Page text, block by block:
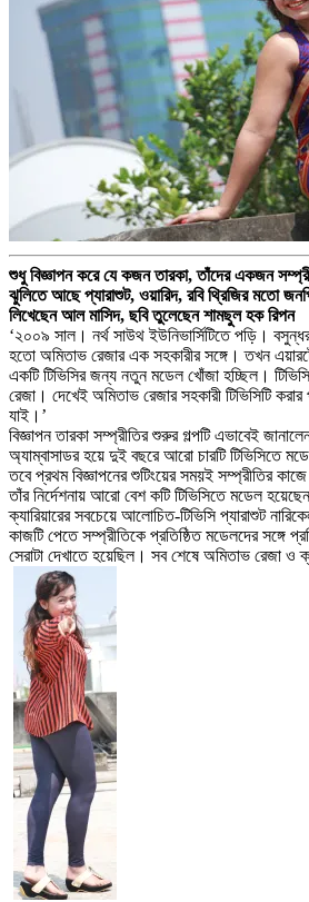
শুধু বিজ্ঞাপন করে যে কজন তারকা, তাঁদের একজন
ঝুলিতে আছে প্যারাশুট, ওয়ারিদ, রবি থ্রিজির মতো
লিখেছেন আল মাসিদ, ছবি তুলেছেন শামছুল হক রিপন
‘২০০৯ সাল। নর্থ সাউথ ইউনিভার্সিটিতে পড়ি।
হতো অমিতাভ রেজার এক সহকারীর সঙ্গে। তখন
একটি টিভিসির জন্য নতুন মডেল খোঁজা হচ্ছিল।
রেজা। দেখেই অমিতাভ রেজার সহকারী টিভিসিটি
যাই।’
বিজ্ঞাপন তারকা সম্প্রীতির শুরুর গল্পটি এভাবেই
অ্যাম্বাসাডর হয়ে দুই বছরে আরো চারটি টিভিসিতে
তবে প্রথম বিজ্ঞাপনের শুটিংয়ের সময়ই সম্প্রীতির
তাঁর নির্দেশনায় আরো বেশ কটি টিভিসিতে মডেল
ক্যারিয়ারের সবচেয়ে আলোচিত-টিভিসি প্যারাশুট
কাজটি পেতে সম্প্রীতিকে প্রতিষ্ঠিত মডেলদের সঙ্গে
সেরাটা দেখাতে হয়েছিল। সব শেষে অমিতাভ রেজা ও